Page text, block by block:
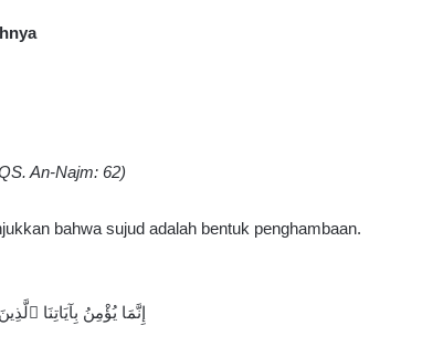
An-Najm: 62)
bahwa sujud adalah bentuk penghambaan.
إِنَّمَا يُؤْمِنُ بِآيَاتِنَا